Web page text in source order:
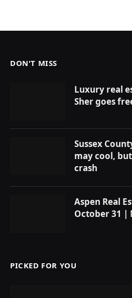
DON'T MISS
Luxury real
Sher goes
Sussex
may cool,
crash
Aspen Real
October 31 |
PICKED FOR YOU